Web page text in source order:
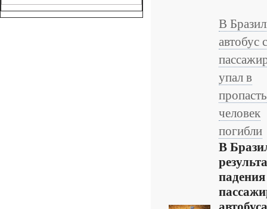
В
автобус с
упал в
человек
погибли
В
падения